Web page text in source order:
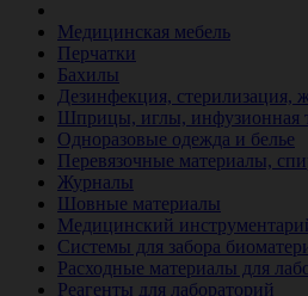
Медицинская мебель
Перчатки
Бахилы
Дезинфекция, стерилизация,
Шприцы, иглы, инфузионная
Одноразовые одежда и белье
Перевязочные материалы,
Журналы
Шовные материалы
Медицинский
Системы для забора
Расходные материалы для
Реагенты для лабораторий